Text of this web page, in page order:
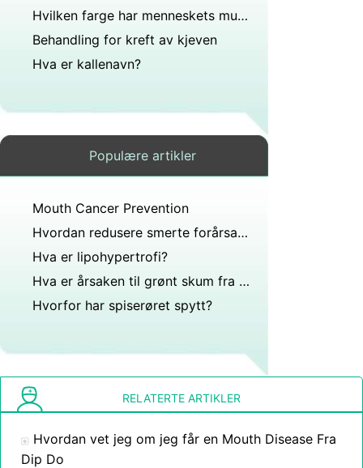
Hvilken farge har menneskets munn?
Behandling for kreft av kjeven
Hva er kallenavn?
Populære artikler
Mouth Cancer Prevention
Hvordan redusere smerte forårsaket av munnen kreft
Hva er lipohypertrofi?
Hva er årsaken til grønt skum fra en munn når de dør?
Hvorfor har spiserøret spytt?
RELATERTE ARTIKLER
Hvordan vet jeg om jeg får en Mouth Disease Fra
Dip Do